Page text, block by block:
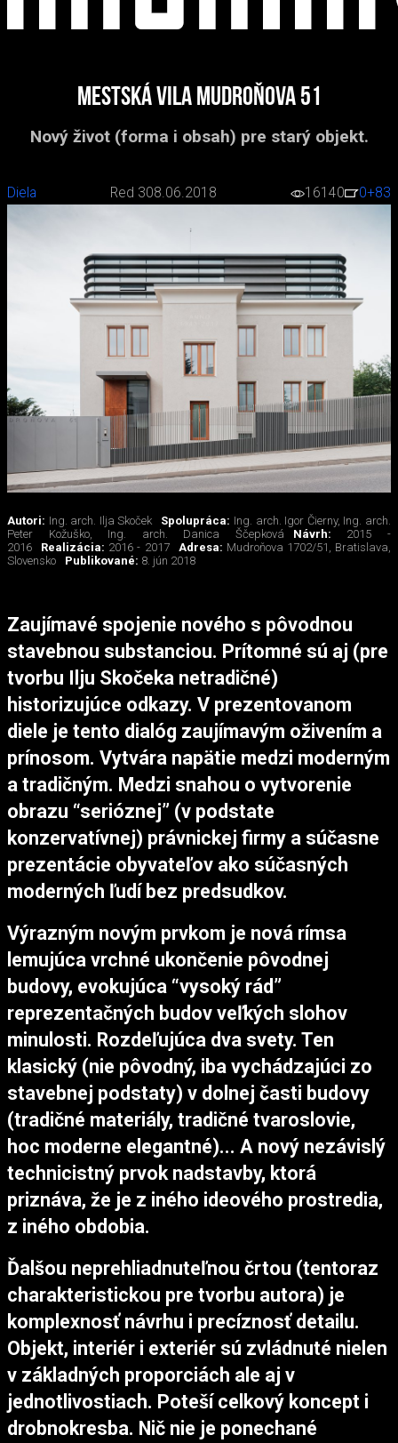
Mestská vila Mudroňova 51
Nový život (forma i obsah) pre starý objekt.
Diela Red 308.06.2018 16140 0+83
Autori: Ing. arch. Ilja Skoček Spolupráca: Ing. arch. Igor Čierny, Ing. arch.
Peter Kožuško, Ing. arch. Danica Ščepková
Návrh: 2015 -
2016
Realizácia: 2016 - 2017 Adresa: Mudroňova 1702/51, Bratislava,
Slovensko
Publikované: 8. jún 2018
Zaujímavé spojenie nového s pôvodnou
stavebnou substanciou. Prítomné sú aj (pre
tvorbu Ilju Skočeka netradičné)
historizujúce odkazy. V prezentovanom
diele je tento dialóg zaujímavým oživením a
prínosom. Vytvára napätie medzi moderným
a tradičným. Medzi snahou o vytvorenie
obrazu “serióznej” (v podstate
konzervatívnej) právnickej firmy a súčasne
prezentácie obyvateľov ako súčasných
moderných ľudí bez predsudkov.
Výrazným novým prvkom je nová rímsa
lemujúca vrchné ukončenie pôvodnej
budovy, evokujúca “vysoký rád”
reprezentačných budov veľkých slohov
minulosti. Rozdeľujúca dva svety. Ten
klasický (nie pôvodný, iba vychádzajúci zo
stavebnej podstaty) v dolnej časti budovy
(tradičné materiály, tradičné tvaroslovie,
hoc moderne elegantné)... A nový nezávislý
technicistný prvok nadstavby, ktorá
priznáva, že je z iného ideového prostredia,
z iného obdobia.
Ďalšou neprehliadnuteľnou črtou (tentoraz
charakteristickou pre tvorbu autora) je
komplexnosť návrhu i precíznosť detailu.
Objekt, interiér i exteriér sú zvládnuté nielen
v základných proporciách ale aj v
jednotlivostiach. Poteší celkový koncept i
drobnokresba. Nič nie je ponechané